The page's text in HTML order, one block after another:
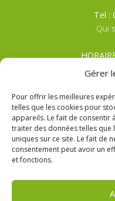
Gérer
Pour offrir les meilleures
telles que les cookies pour
appareils. Le fait de consentir
traiter des données telles que
uniques sur ce site. Le fait de
consentement peut avoir un
et fonctions.
Tel :
Qui
Du
HIVER: